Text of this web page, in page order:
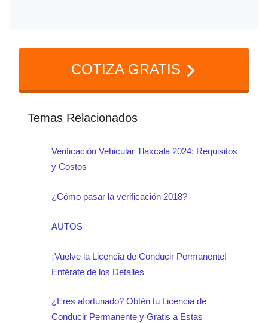
COTIZA GRATIS
Temas Relacionados
Verificación Vehicular Tlaxcala 2024: Requisitos
y Costos
¿Cómo pasar la verificación 2018?
AUTOS
¡Vuelve la Licencia de Conducir Permanente!
Entérate de los Detalles
¿Eres afortunado? Obtén tu Licencia de
Conducir Permanente y Gratis a Estas